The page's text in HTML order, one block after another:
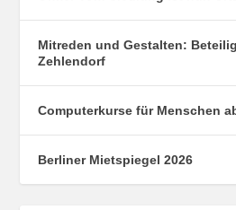
Mitreden und Gestalten:
Zehlendorf
Computerkurse für Menschen
Berliner Mietspiegel 2026